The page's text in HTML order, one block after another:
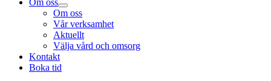
Om oss
Vår verksamhet
Aktuellt
Välja vård och omsorg
Kontakt
Boka tid